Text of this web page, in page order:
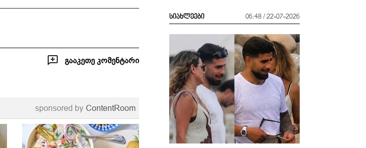
გააკეთე კომენტარი
sponsored by ContentRoom
სიახლეები 06:48 / 22-07-2026